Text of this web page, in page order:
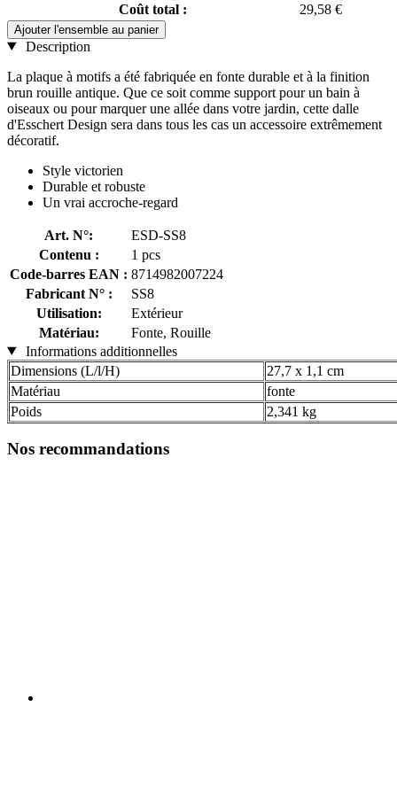
Coût total :
29,58 €
Ajouter l'ensemble au panier
Description
La plaque à motifs a été fabriquée en fonte durable et à la finition
brun rouille antique. Que ce soit comme support pour un bain à
oiseaux ou pour marquer une allée dans votre jardin, cette dalle
d'Esschert Design sera dans tous les cas un accessoire extrêmement
décoratif.
Style victorien
Durable et robuste
Un vrai accroche-regard
Art. N°:
ESD-SS8
Contenu :
1 pcs
Code-barres EAN : 8714982007224
Fabricant N° :
SS8
Utilisation:
Extérieur
Matériau:
Fonte, Rouille
Informations additionnelles
Dimensions (L/l/H)
27,7 x 1,1 cm
Matériau
fonte
Poids
2,341 kg
Nos recommandations